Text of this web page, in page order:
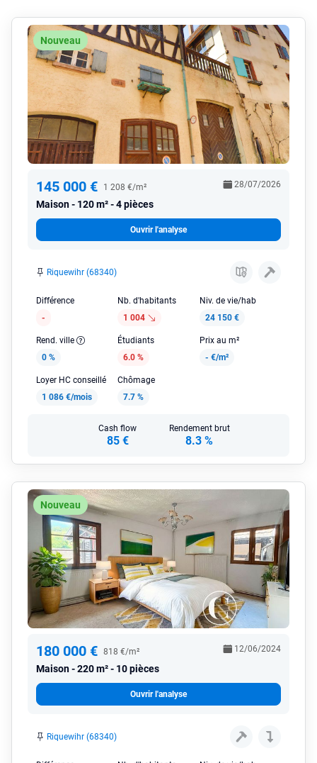
Nouveau
145 000 € 1 208 €/m²
Maison 120 m² - 4 pièces
28/07/2026
Ouvrir l'analyse
Riquewihr (68340)
Différence
-
Nb. d'habitants
1 004
Niv. de vie/hab
24 150 €
Rend. ville
0 %
Étudiants
6.0 %
Prix au m²
- €/m²
Loyer HC conseillé
1 086 €/mois
Chômage
7.7 %
Cash flow
85 €
Rendement brut
8.3 %
Nouveau
180 000 € 818 €/m²
Maison 220 m² - 10 pièces
12/06/2024
Ouvrir l'analyse
Riquewihr (68340)